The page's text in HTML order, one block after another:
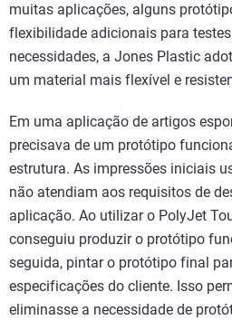
muitas aplicações, alguns
flexibilidade adicionais para
necessidades, a Jones Plastic
um material mais flexível e
Em uma aplicação de artigos
precisava de um protótipo
estrutura. As impressões iniciais
não atendiam aos requisitos de
aplicação. Ao utilizar o PolyJet
conseguiu produzir o protótipo
seguida, pintar o protótipo final
especificações do cliente. Isso
eliminasse a necessidade de